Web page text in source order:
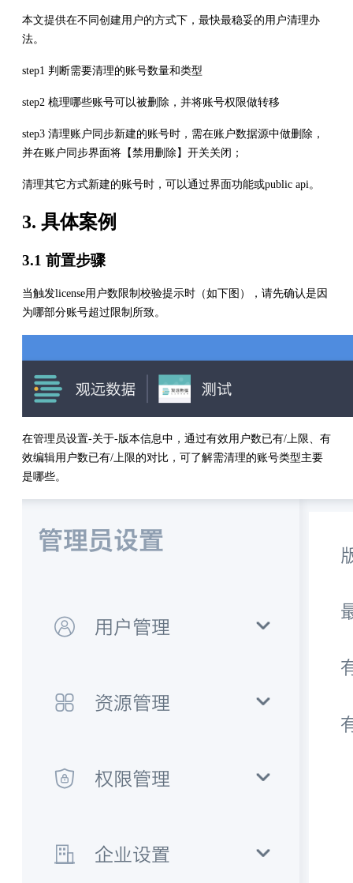
本文提供在不同创建用户的方式下，最快最稳妥的用户清理办
法。
step1 判断需要清理的账号数量和类型
step2 梳理哪些账号可以被删除，并将账号权限做转移
step3 清理账户同步新建的账号时，需在账户数据源中做删除，
并在账户同步界面将【禁用删除】开关关闭；
清理其它方式新建的账号时，可以通过界面功能或public api。
3. 具体案例
3.1 前置步骤
当触发license用户数限制校验提示时（如下图），请先确认是因
为哪部分账号超过限制所致。
在管理员设置-关于-版本信息中，通过有效用户数已有/上限、有
效编辑用户数已有/上限的对比，可了解需清理的账号类型主要
是哪些。